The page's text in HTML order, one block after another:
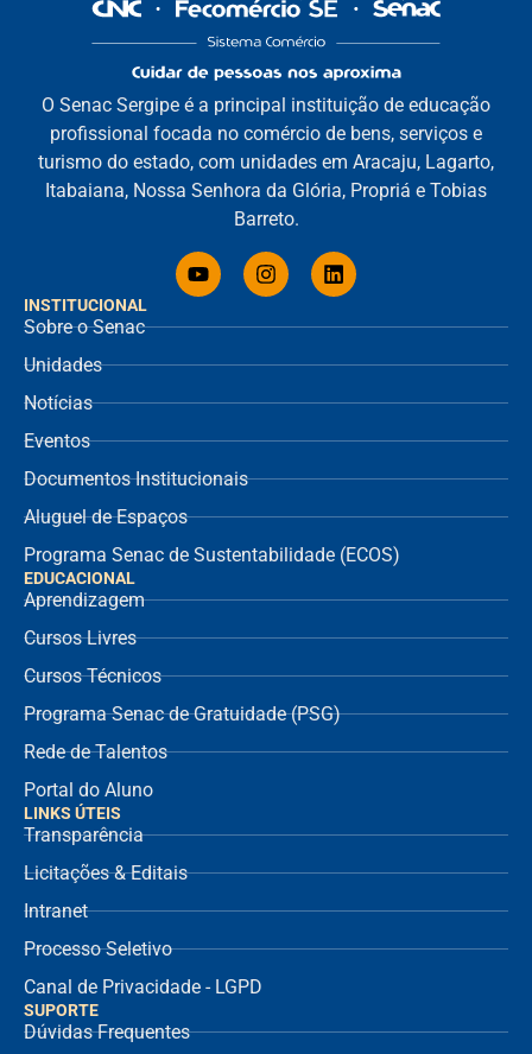
INSTITUCIONAL
Sobre o Senac
Unidades
Notícias
Eventos
Documentos Institucionais
Aluguel de Espaços
Programa Senac de Sustentabilidade (ECOS)
EDUCACIONAL
Aprendizagem
Cursos Livres
Cursos Técnicos
Programa Senac de Gratuidade (PSG)
Rede de Talentos
Portal do Aluno
O Senac Sergipe é a principal instituição de educação
profissional focada no comércio de bens, serviços e
turismo do estado, com unidades em Aracaju, Lagarto,
Itabaiana, Nossa Senhora da Glória, Propriá e Tobias
Barreto.
LINKS ÚTEIS
Transparência
Licitações & Editais
Intranet
Processo Seletivo
Canal de Privacidade - LGPD
SUPORTE
Dúvidas Frequentes